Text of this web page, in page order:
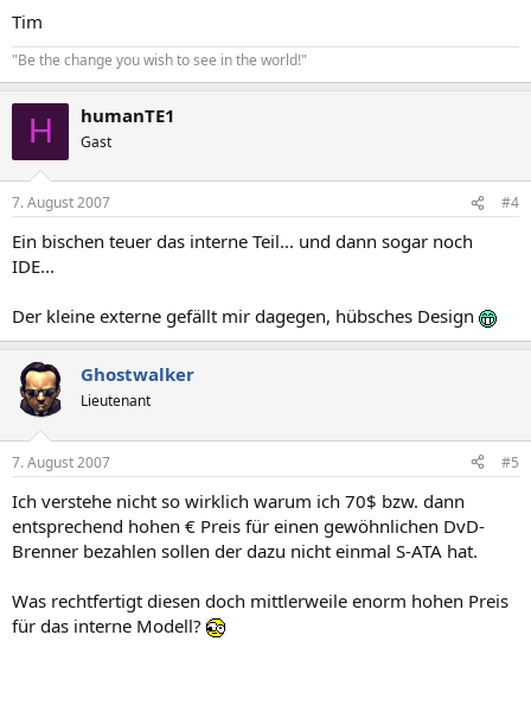
Tim
"Be the change you wish to see in the world!"
H humanTE1
Gast
7. August 2007 #4
Ein bischen teuer das interne Teil... und dann sogar noch
IDE...
Der kleine externe gefällt mir dagegen, hübsches Design
Ghostwalker
Lieutenant
7. August 2007 #5
Ich verstehe nicht so wirklich warum ich 70$ bzw. dann
entsprechend hohen € Preis für einen gewöhnlichen DvD-
Brenner bezahlen sollen der dazu nicht einmal S-ATA hat.
Was rechtfertigt diesen doch mittlerweile enorm hohen Preis
für das interne Modell?